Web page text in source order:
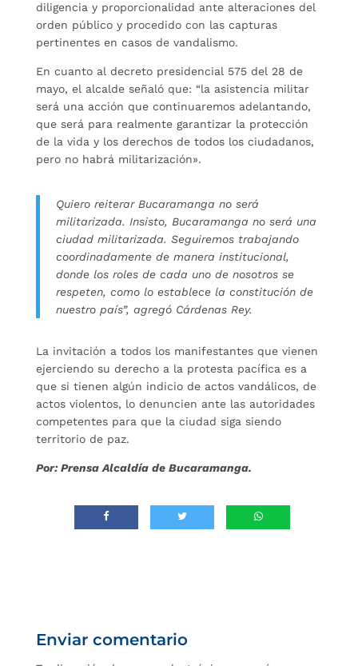
diligencia y proporcionalidad ante alteraciones del
orden público y procedido con las capturas
pertinentes en casos de vandalismo.
En cuanto al decreto presidencial 575 del 28 de
mayo, el alcalde señaló que: “la asistencia militar
será una acción que continuaremos adelantando,
que será para realmente garantizar la protección
de la vida y los derechos de todos los ciudadanos,
pero no habrá militarización».
Quiero reiterar Bucaramanga no será
militarizada. Insisto, Bucaramanga no será una
ciudad militarizada. Seguiremos trabajando
coordinadamente de manera institucional,
donde los roles de cada uno de nosotros se
respeten, como lo establece la constitución de
nuestro país”, agregó Cárdenas Rey.
La invitación a todos los manifestantes que vienen
ejerciendo su derecho a la protesta pacífica es a
que si tienen algún indicio de actos vandálicos, de
actos violentos, lo denuncien ante las autoridades
competentes para que la ciudad siga siendo
territorio de paz.
Por: Prensa Alcaldía de Bucaramanga.
Enviar comentario